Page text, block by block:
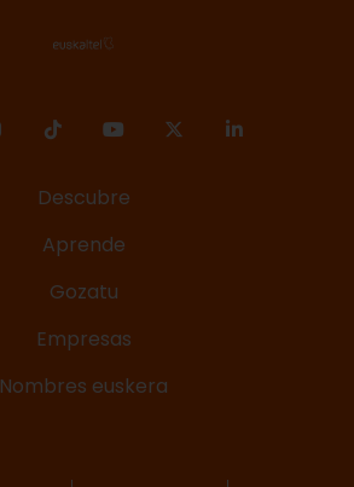
Descubre
Aprende
Gozatu
Empresas
Nombres euskera